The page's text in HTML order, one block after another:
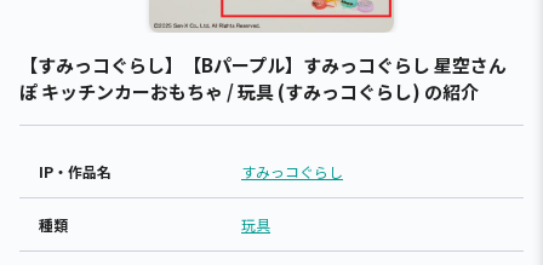
【すみっコぐらし】【Bパープル】すみっコぐらし 星空さん
ぽ キッチンカーおもちゃ / 玩具 (すみっコぐらし) の紹介
IP・作品名 すみっコぐらし
種類 玩具